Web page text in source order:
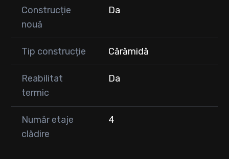
Construcție
nouă
Da
Tip construcție Cărămidă
Reabilitat
termic
Da
Număr etaje
clădire
4